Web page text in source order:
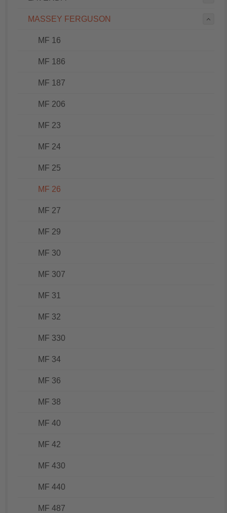
MASSEY FERGUSON
MF 16
MF 186
MF 187
MF 206
MF 23
MF 24
MF 25
MF 26
MF 27
MF 29
MF 30
MF 307
MF 31
MF 32
MF 330
MF 34
MF 36
MF 38
MF 40
MF 42
MF 430
MF 440
MF 487